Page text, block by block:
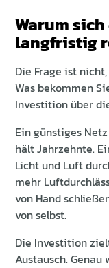
Warum
langfristig
Die Frage ist
Was bekommen
Investition über
Ein günstiges
hält Jahrzehnte.
Licht und Luft
mehr
von Hand
von selbst.
Die Investition
Austausch.